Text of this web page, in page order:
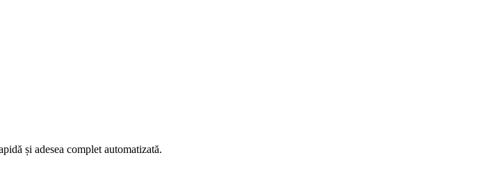
și adesea complet automatizată.